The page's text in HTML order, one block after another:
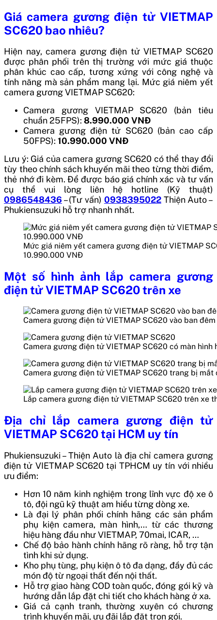
Giá camera gương điện tử VIETMAP
SC620 bao nhiêu?
Hiện nay, camera gương điện tử VIETMAP SC620
được phân phối trên thị trường với mức giá thuộc
phân khúc cao cấp, tương xứng với công nghệ và
tính năng mà sản phẩm mang lại. Mức giá niêm yết
camera gương VIETMAP SC620:
Camera gương VIETMAP SC620 (bản tiêu
chuẩn 25FPS): 8.990.000 VNĐ
Camera gương điện tử SC620 (bản cao cấp
50FPS): 10.990.000 VNĐ
Lưu ý: Giá của camera gương SC620 có thể thay đổi
tùy theo chính sách khuyến mãi theo từng thời điểm,
thẻ nhớ đi kèm. Để được báo giá chính xác và tư vấn
cụ thể vui lòng liên hệ hotline (Kỹ thuật)
0986548436 – (Tư vấn) 0938395022Thiện Auto –
Phukiensuzuki hỗ trợ nhanh nhất.
Mức giá niêm yết camera gương điện tử VIETMAP
10.990.000 VNĐ
Một số hình ảnh lắp camera gương
điện tử VIETMAP SC620 trên xe
Camera gương điện tử VIETMAP SC620 vào ban
Camera gương điện tử VIETMAP SC620 có màn hình
Camera gương điện tử VIETMAP SC620 trang bị
Lắp camera gương điện tử VIETMAP SC620 trên xe
Địa chỉ lắp camera gương điện tử
VIETMAP SC620 tại HCM uy tín
Phukiensuzuki – Thiện Auto là địa chỉ camera gương
điện tử VIETMAP SC620 tại TPHCM uy tín với nhiều
ưu điểm:
Hơn 10 năm kinh nghiệm trong lĩnh vực độ xe ô
tô, đội ngũ kỹ thuật am hiểu từng dòng xe.
Là đại lý phân phối chính hãng các sản phẩm
phụ kiện camera, màn hình,… từ các thương
hiệu hàng đầu như VIETMAP, 70mai, ICAR, …
Chế độ bảo hành chính hãng rõ ràng, hỗ trợ tận
tình khi sử dụng.
Kho phụ tùng, phụ kiện ô tô đa dạng, đầy đủ các
món độ từ ngoại thất đến nội thất.
Hỗ trợ giao hàng COD toàn quốc, đóng gói kỹ và
hướng dẫn lắp đặt chi tiết cho khách hàng ở xa.
Giá cả cạnh tranh, thường xuyên có chương
trình khuyến mãi, ưu đãi lắp đặt trọn gói.